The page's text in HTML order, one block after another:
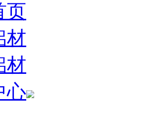
页
材
材
心